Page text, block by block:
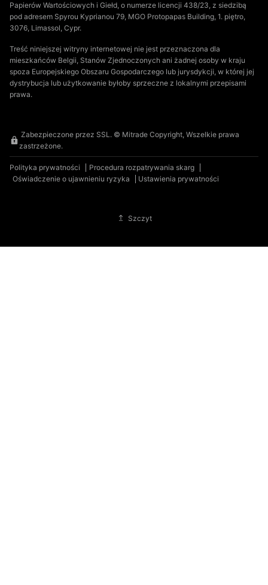
Papierów Wartościowych i Giełd, o numerze licencji 438/23, z siedzibą
pod adresem Spyrou Kyprianou 79, MGO Protopapas Building, 1. piętro,
3076, Limassol, Cypr.
Treść niniejszej witryny internetowej nie jest przeznaczona dla
mieszkańców Belgii, Stanów Zjednoczonych ani żadnej osoby w kraju
spoza Europejskiego Obszaru Gospodarczego lub jurysdykcji, w której jej
dystrybucja lub użytkowanie byłoby sprzeczne z lokalnymi przepisami
prawa.
Zabezpieczone przez SSL. © Mitrade Copyright, Wszelkie prawa
zastrzeżone.
Polityka prywatności
Procedura rozpatrywania skarg
Oświadczenie o ujawnieniu ryzyka
Ustawienia prywatności
Szczyt